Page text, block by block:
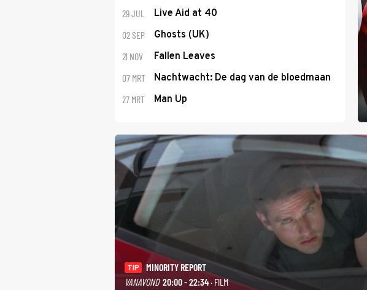
29 JUL Live Aid at 40
02 SEP Ghosts (UK)
21 NOV Fallen Leaves
07 MRT Nachtwacht: De dag van de bloedmaan
27 MRT Man Up
TIP
MINORITY REPORT
VANAVOND 20:00 - 22:34· FILM